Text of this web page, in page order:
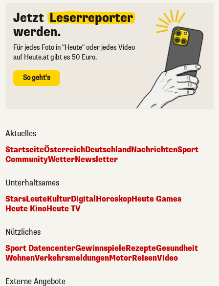
Jetzt Leserreporter
werden.
Für jedes Foto in "Heute" oder jedes Video
auf Heute.at gibt es 50 Euro.
So geht's
Aktuelles
StartseiteÖsterreichDeutschlandNachrichtenSport
CommunityWetterNewsletter
Unterhaltsames
StarsLeuteKulturDigital HoroskopHeute Games
Heute KinoHeute TV
Nützliches
Sport DatencenterGewinnspieleRezepteGesundheit
WohnenVerkehrsmeldungenMotorReisenVideo
Externe Angebote